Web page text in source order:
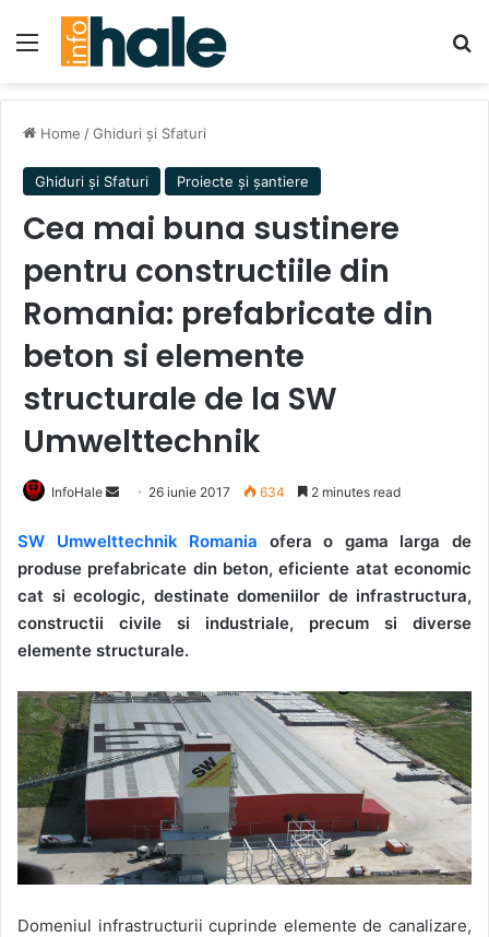
Menu
Home /Ghiduri și Sfaturi
Ghiduri și Sfaturi Proiecte și șantiere
Cea mai buna sustinere
pentru constructiile din
Romania: prefabricate din
beton si elemente
structurale de la SW
Umwelttechnik
InfoHale
Send
email
26 iunie 2017 634 2 minutes read
SW Umwelttechnik Romania ofera o gama larga de
produse prefabricate din beton, eficiente atat economic
cat si ecologic, destinate domeniilor de infrastructura,
constructii civile si industriale, precum si diverse
elemente structurale.
Domeniul infrastructurii cuprinde elemente de canalizare,